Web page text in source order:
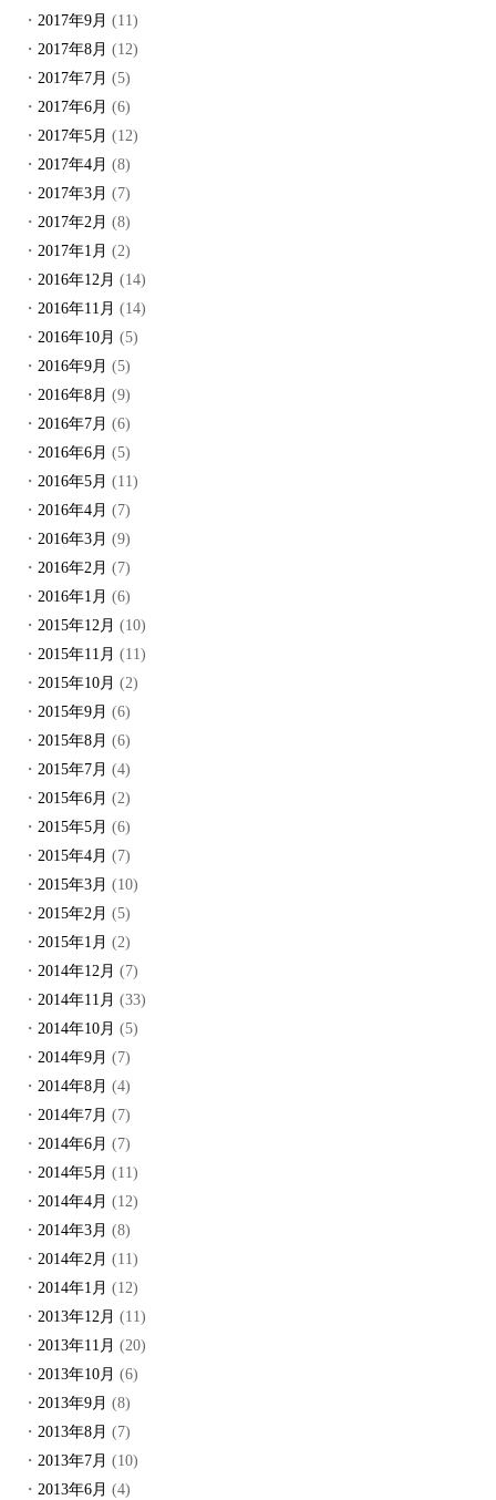
2017年9月 (11)
2017年8月 (12)
2017年7月 (5)
2017年6月 (6)
2017年5月 (12)
2017年4月 (8)
2017年3月 (7)
2017年2月 (8)
2017年1月 (2)
2016年12月 (14)
2016年11月 (14)
2016年10月 (5)
2016年9月 (5)
2016年8月 (9)
2016年7月 (6)
2016年6月 (5)
2016年5月 (11)
2016年4月 (7)
2016年3月 (9)
2016年2月 (7)
2016年1月 (6)
2015年12月 (10)
2015年11月 (11)
2015年10月 (2)
2015年9月 (6)
2015年8月 (6)
2015年7月 (4)
2015年6月 (2)
2015年5月 (6)
2015年4月 (7)
2015年3月 (10)
2015年2月 (5)
2015年1月 (2)
2014年12月 (7)
2014年11月 (33)
2014年10月 (5)
2014年9月 (7)
2014年8月 (4)
2014年7月 (7)
2014年6月 (7)
2014年5月 (11)
2014年4月 (12)
2014年3月 (8)
2014年2月 (11)
2014年1月 (12)
2013年12月 (11)
2013年11月 (20)
2013年10月 (6)
2013年9月 (8)
2013年8月 (7)
2013年7月 (10)
2013年6月 (4)